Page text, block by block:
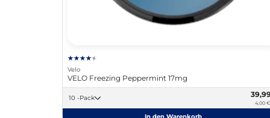
Velo
VELO Freezing Peppermint 17mg
10 -Pack
4,00
In den Warenkorb